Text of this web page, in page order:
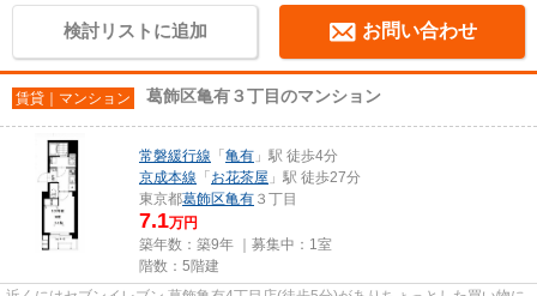
検討リストに追加 お問い合わせ
賃貸｜マンション 葛飾区亀有３丁目のマンション
常磐緩行線 「 亀有 」駅 徒歩4分
京成本線 「 お花茶屋 」駅 徒歩27分
東京都葛飾区亀有 ３丁目
7.1万円
築年数：築9年 ｜募集中： 1室
階数：5階建